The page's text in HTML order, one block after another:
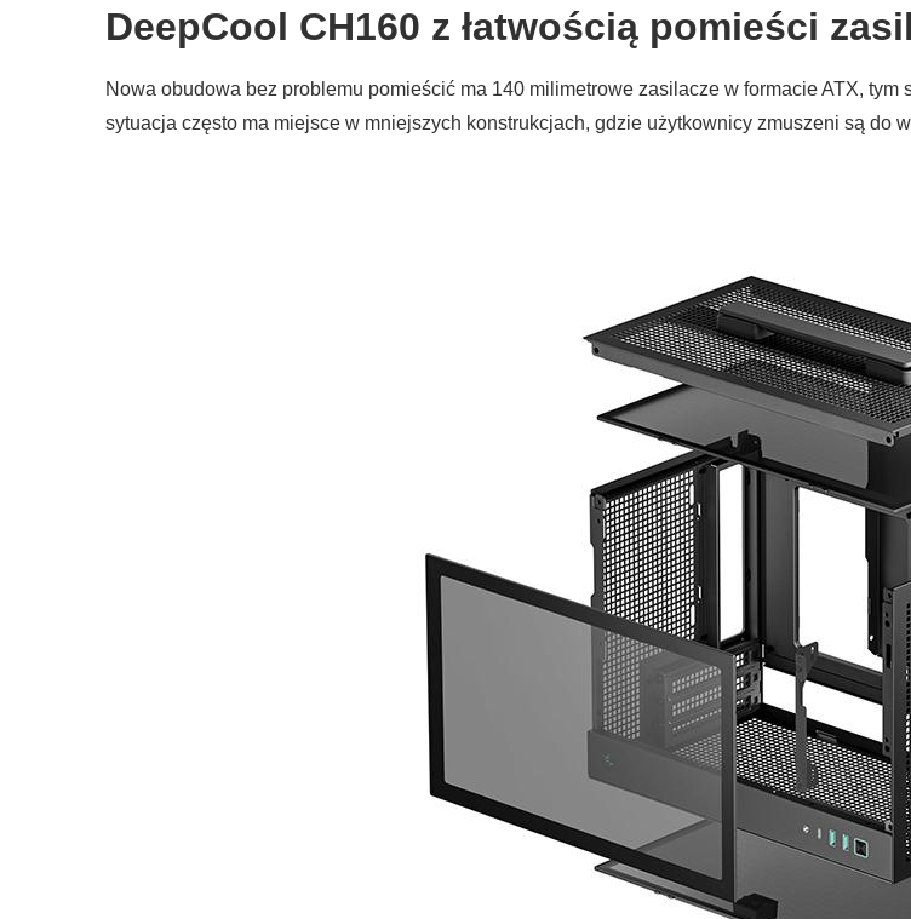
DeepCool CH160 z łatwością pomieści
Nowa obudowa bez problemu pomieścić ma 140 milimetrowe zasilacze w formacie ATX,
sytuacja często ma miejsce w mniejszych konstrukcjach, gdzie użytkownicy zmuszeni są do